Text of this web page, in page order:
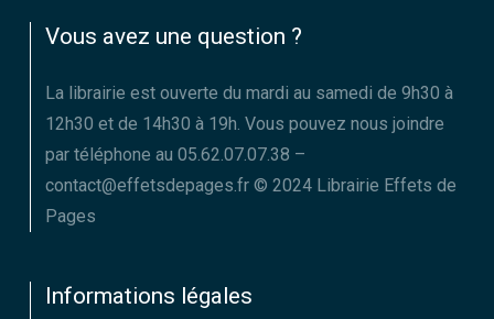
Vous avez une question ?
La librairie est ouverte du mardi au samedi de 9h30 à
12h30 et de 14h30 à 19h. Vous pouvez nous joindre
par téléphone au 05.62.07.07.38 –
contact@effetsdepages.fr © 2024 Librairie Effets de
Pages
Informations légales